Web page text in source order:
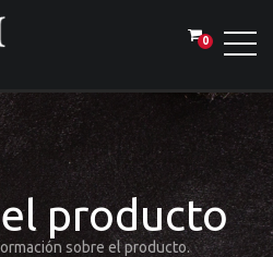
0
producto
sobre el producto.